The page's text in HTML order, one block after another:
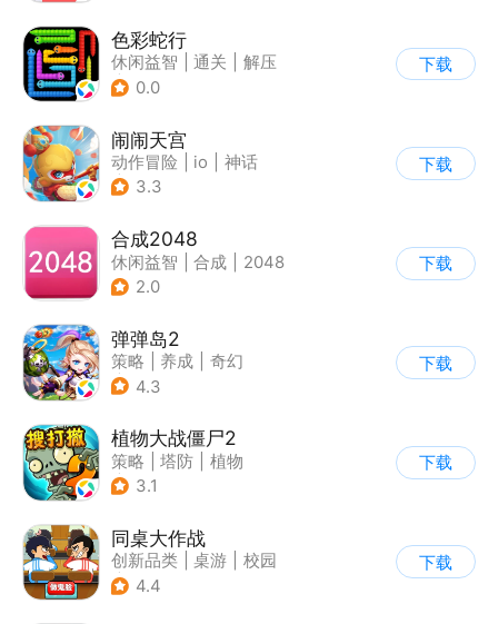
色彩蛇行
休闲益智 通关
解压
| 摸鱼
0.0
下载
闹闹天宫
动作冒险 io
神话
| 中国风
3.3
下载
合成2048
休闲益智 合成
2048
2.0
下载
弹弹岛2
策略 养成
奇幻
| Q版
4.3
下载
植物大战僵尸2
策略 塔防
植物
| 植物大战僵尸
3.1
下载
同桌大作战
创新品类 桌游
校园
| 卡通
4.4
下载